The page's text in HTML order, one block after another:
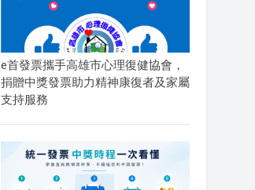
e首發票攜手高雄市心理復健協會，
捐贈中獎發票助力精神康復者及家屬
支持服務